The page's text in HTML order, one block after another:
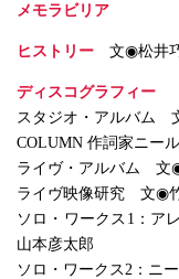
メモラビリア
ヒストリー 文◉松井
ディスコグラフィー
スタジオ・アルバム
COLUMN 作詞家ニー
ライヴ・アルバム 文
ライヴ映像研究 文◉
ソロ・ワークス1：
山本彦太郎
ソロ・ワークス2：ニ